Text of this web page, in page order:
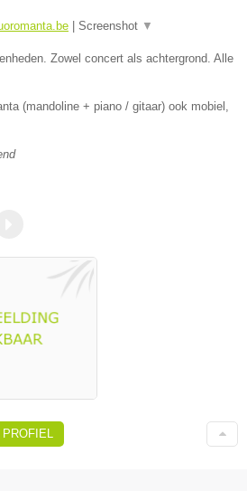
| Screenshot ▼
Zowel concert als achtergrond. Alle
(mandoline + piano / gitaar) ook mobiel,